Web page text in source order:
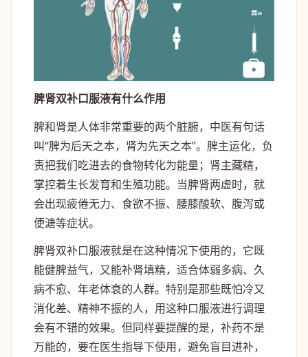
脾肾双补口服液有什么作用
脾和肾是人体非常重要的两个脏腑，中医有句话
叫“脾为后天之本，肾为先天之本”。脾主运化，负
责把我们吃进去的食物转化为能量；肾主藏精，
掌控着生长发育和生殖功能。当脾肾两虚时，就
会出现疲倦无力、食欲不振、腰膝酸软、腹泻或
便溏等症状。
脾肾双补口服液就是在这种情况下使用的，它既
能健脾益气，又能补肾填精，适合体弱多病、久
病不愈、年老体衰的人群。特别是那些既怕冷又
消化差、精神不振的人，用这种口服液进行调理
会有不错的效果。但同样要提醒的是，补药不是
万能的，要在医生指导下使用，避免盲目进补，